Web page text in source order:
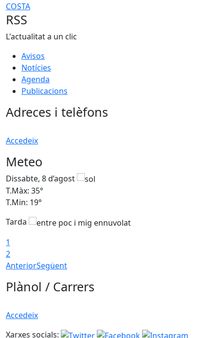
COSTA
RSS
L'actualitat a un clic
Avisos
Notícies
Agenda
Publicacions
Adreces i telèfons
Accedeix
Meteo
Dissabte, 8 d’agost
T.Màx: 35°
T.Min: 19°
Tarda
1
2
AnteriorSegüent
Plànol / Carrers
Accedeix
Xarxes socials: